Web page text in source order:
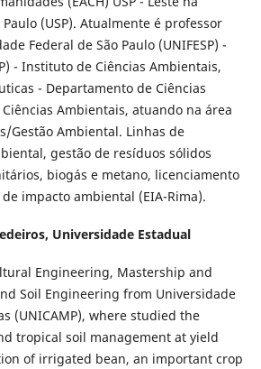
(USP). Atualmente é professor
Federal de São Paulo (UNIFESP) -
- Instituto de Ciências Ambientais,
- Departamento de Ciências
Ambientais, atuando na área
Gestão Ambiental. Linhas de
gestão de resíduos sólidos
biogás e metano, licenciamento
impacto ambiental (EIA-Rima).
Universidade Estadual
Engineering, Mastership and
Soil Engineering from Universidade
(UNICAMP), where studied the
tropical soil management at yield
of irrigated bean, an important crop